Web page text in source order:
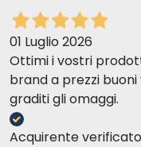
01 Luglio 2026
Ottimi i vostri
brand a prezzi
graditi gli omaggi.
Acquirente verificato